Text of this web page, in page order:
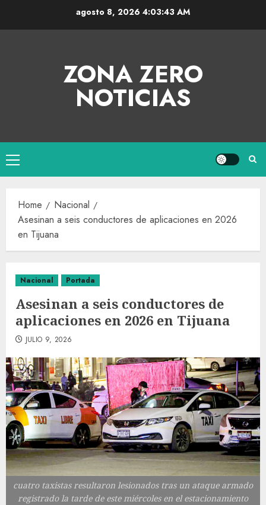
agosto 8, 2026 4:03:43 AM
ZONA ZERO
NOTICIAS
Home
Nacional
Asesinan a seis conductores de aplicaciones en 2026
en Tijuana
Nacional Portada
Asesinan a seis conductores de
aplicaciones en 2026 en Tijuana
JULIO 9, 2026
cuatro taxistas resultaron lesionados tras un ataque armado
registrado la tarde de este miércoles en el estacionamiento